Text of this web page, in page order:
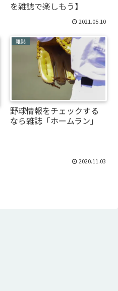
を雑誌で楽しもう】
2021.05.10
雑誌
野球情報をチェックする
なら雑誌「ホームラン」
2020.11.03